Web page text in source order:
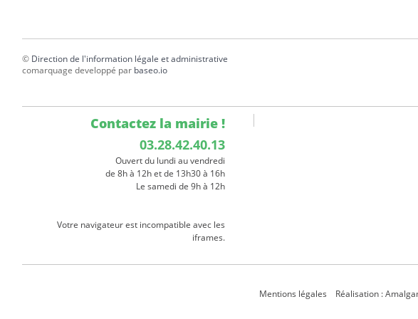
© Direction de l'information légale et administrative
comarquage developpé par baseo.io
Contactez la mairie !
03.28.42.40.13
Ouvert du lundi au vendredi
de 8h à 12h et de 13h30 à 16h
Le samedi de 9h à 12h
Votre navigateur est incompatible avec les
iframes.
Mentions légales Réalisation :